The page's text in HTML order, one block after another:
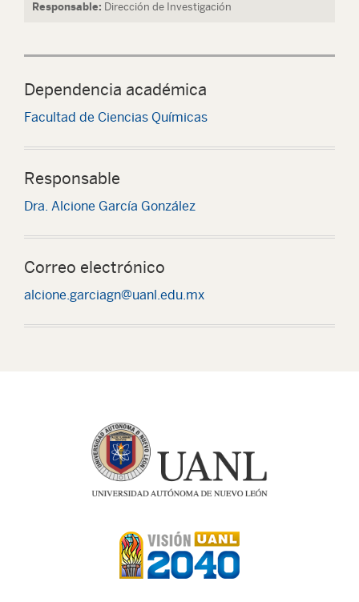
Responsable: Dirección de Investigación
Dependencia académica
Facultad de Ciencias Químicas
Responsable
Dra. Alcione García González
Correo electrónico
alcione.garciagn@uanl.edu.mx